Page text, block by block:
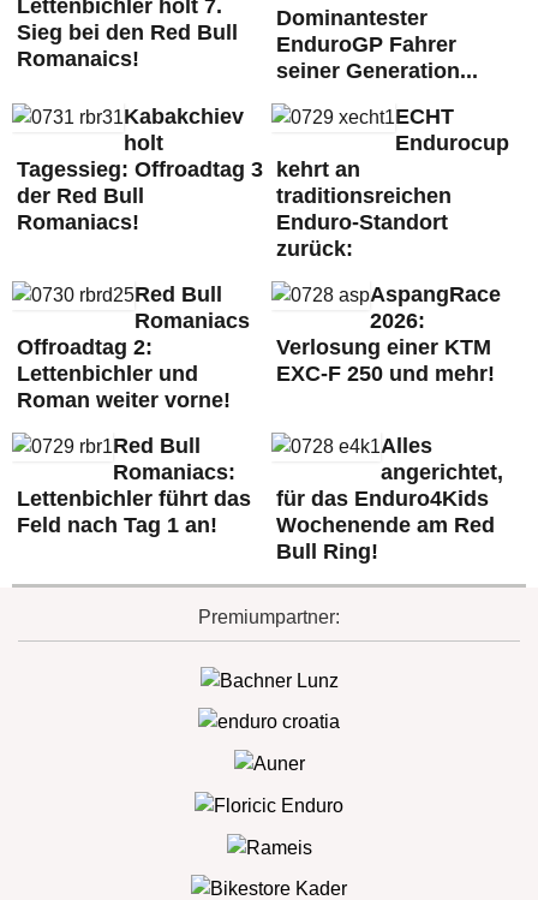
Lettenbichler holt 7.
Sieg bei den Red Bull
Romanaics!
Dominantester
EnduroGP Fahrer
seiner Generation...
Kabakchiev
holt
Tagessieg: Offroadtag 3
der Red Bull
Romaniacs!
ECHT
Endurocup
kehrt an
traditionsreichen
Enduro-Standort
zurück:
Red Bull
Romaniacs
Offroadtag 2:
Lettenbichler und
Roman weiter vorne!
AspangRace
2026:
Verlosung einer KTM
EXC-F 250 und mehr!
Red Bull
Romaniacs:
Lettenbichler führt das
Feld nach Tag 1 an!
Alles
angerichtet,
für das Enduro4Kids
Wochenende am Red
Bull Ring!
Premiumpartner: